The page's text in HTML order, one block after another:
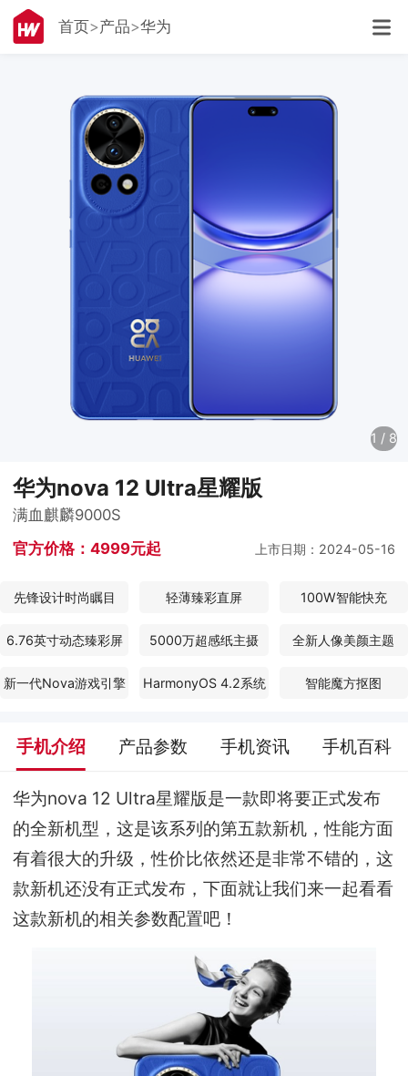
首页 产品 华为
1 / 8
华为nova 12 Ultra星耀版
满血麒麟9000S
官方价格：4999元起 上市日期：2024-05-16
先锋设计时尚瞩目 轻薄臻彩直屏 100W智能快充
6.76英寸动态臻彩屏 5000万超感纸主摄 全新人像美颜主题
新一代Nova游戏引擎 HarmonyOS 4.2系统 智能魔方抠图
手机介绍 产品参数 手机资讯 手机百科
华为nova 12 Ultra星耀版是一款即将要正式发布
的全新机型，这是该系列的第五款新机，性能方面
有着很大的升级，性价比依然还是非常不错的，这
款新机还没有正式发布，下面就让我们来一起看看
这款新机的相关参数配置吧！